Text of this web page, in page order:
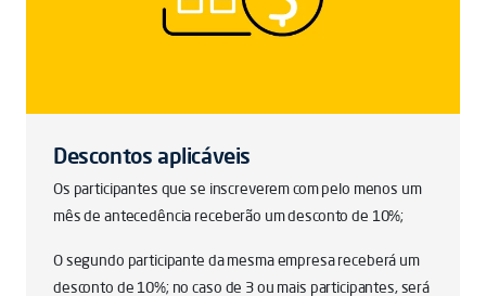
Descontos aplicáveis
Os participantes que se inscreverem com pelo menos um
mês de antecedência receberão um desconto de 10%;
O segundo participante da mesma empresa receberá um
desconto de 10%; no caso de 3 ou mais participantes, será